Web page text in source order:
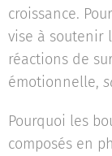
croissance.
vise à soutenir
réactions de
émotionnelle,
Pourquoi les
composés en